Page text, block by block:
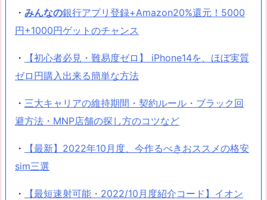
・ みんなの銀行アプリ登録+Amazon20%還元！5000
円+1000円ゲットのチャンス
・
【初心者必見・難易度ゼロ】 iPhone14を、ほぼ実質
ゼロ円購入出来る簡単な方法
・ 三大キャリアの維持期間・契約ルール・ブラック回
避方法・MNP店舗の探し方のコツなど
・
【最新】2022年10月度、今作るべきおススメの格安
sim三選
・
【最短速射可能・2022/10月度紹介コード】イオン